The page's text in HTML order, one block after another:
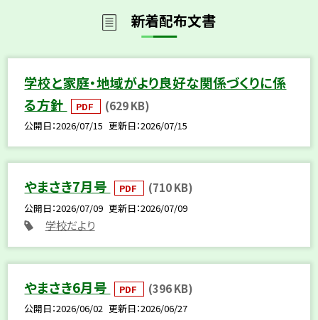
新着配布文書
学校と家庭・地域がより良好な関係づくりに係
る方針
PDF (629 KB)
公開日 2026/07/15 更新日 2026/07/15
やまさき7月号 PDF (710 KB)
公開日 2026/07/09 更新日 2026/07/09
学校だより
やまさき6月号 PDF (396 KB)
公開日 2026/06/02 更新日 2026/06/27